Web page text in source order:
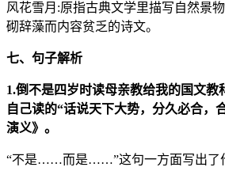
风花雪月:原指古典文学里描写自然景
砌辞藻而内容贫乏的诗文。
七、句子解析
1.倒不是四岁时读母亲教给我的国文教
自己读的“话说天下大势，分久必合
演义》。
“不是……而是……”这句一方面写出了